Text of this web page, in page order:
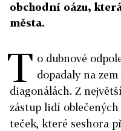
obchodní oázu,
města.
T o dubnové
dopadaly na
diagonálách. Z
zástup lidí
teček, které seshora